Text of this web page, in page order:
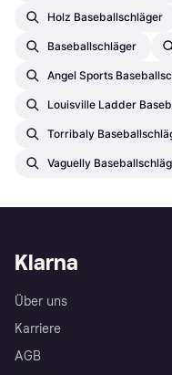
Holz Baseballschläger
Baseballschläger
Angel Sports
Louisville Ladder
Torribaly
Vaguelly
Klarna
Über uns
Karriere
AGB